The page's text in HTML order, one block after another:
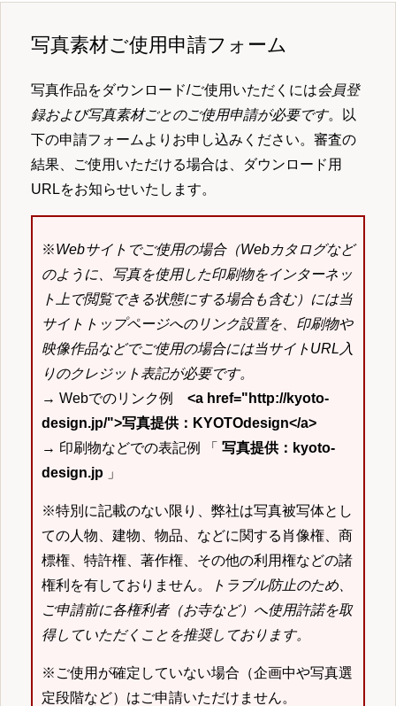
写真素材ご使用申請フォーム
写真作品をダウンロード/ご使用いただくには会員登
録および写真素材ごとのご使用申請が必要です。以
下の申請フォームよりお申し込みください。審査の
結果、ご使用いただける場合は、ダウンロード用
URLをお知らせいたします。
※Webサイトでご使用の場合（Webカタログなど
のように、写真を使用した印刷物をインターネッ
ト上で閲覧できる状態にする場合も含む）には当
サイトトップページへのリンク設置を、印刷物や
映像作品などでご使用の場合には当サイトURL入
りのクレジット表記が必要です。
→ Webでのリンク例 <a href="http://kyoto-
design.jp/">写真提供：KYOTOdesign</a>
→ 印刷物などでの表記例 「 写真提供：kyoto-
design.jp 」
※特別に記載のない限り、弊社は写真被写体とし
ての人物、建物、物品、などに関する肖像権、商
標権、特許権、著作権、その他の利用権などの諸
権利を有しておりません。
トラブル防止のため、
ご申請前に各権利者（お寺など）へ使用許諾を取
得していただくことを推奨しております。
※ご使用が確定していない場合（企画中や写真選
定段階など）はご申請いただけません。